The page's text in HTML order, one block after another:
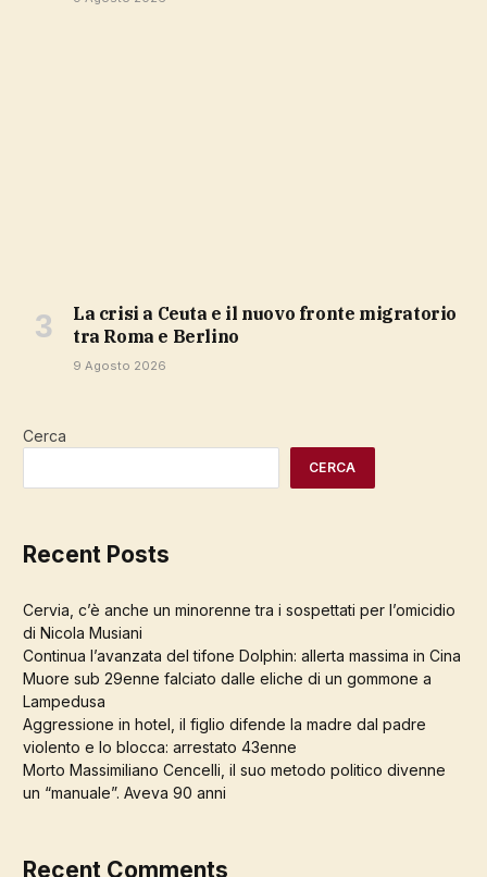
La crisi a Ceuta e il nuovo fronte migratorio
tra Roma e Berlino
9 Agosto 2026
Cerca
CERCA
Recent Posts
Cervia, c’è anche un minorenne tra i sospettati per l’omicidio
di Nicola Musiani
Continua l’avanzata del tifone Dolphin: allerta massima in Cina
Muore sub 29enne falciato dalle eliche di un gommone a
Lampedusa
Aggressione in hotel, il figlio difende la madre dal padre
violento e lo blocca: arrestato 43enne
Morto Massimiliano Cencelli, il suo metodo politico divenne
un “manuale”. Aveva 90 anni
Recent Comments